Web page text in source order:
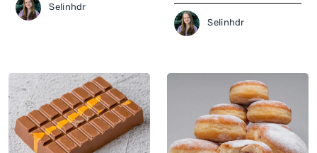
Selinhdr
Selinhdr